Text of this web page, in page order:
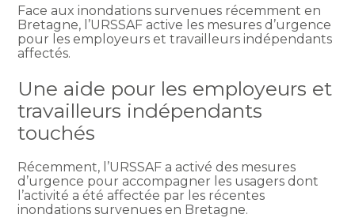
Face aux inondations survenues récemment en
Bretagne, l’URSSAF active les mesures d’urgence
pour les employeurs et travailleurs indépendants
affectés.
Une aide pour les employeurs et
travailleurs indépendants
touchés
Récemment, l’URSSAF a activé des mesures
d’urgence pour accompagner les usagers dont
l’activité a été affectée par les récentes
inondations survenues en Bretagne.